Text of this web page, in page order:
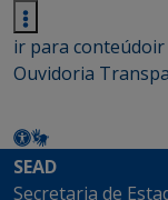
ir para conteúdoir
Ouvidoria
SEAD
Secretaria de